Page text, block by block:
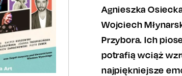
Agnieszka
Wojciech
Przybora. Ich
potrafią wciąż
najpiękniejsze